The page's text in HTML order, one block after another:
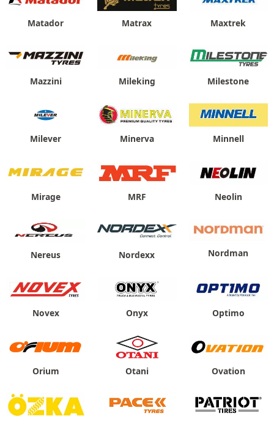
Matador Matrax Maxtrek
Mazzini Mileking Milestone
Milever Minerva Minnell
Mirage MRF Neolin
Nereus Nordexx Nordman
Novex Onyx Optimo
Orium Otani Ovation